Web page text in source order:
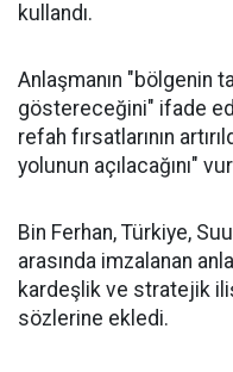
kullandı.
Anlaşmanın "bölgenin
göstereceğini" ifade
refah fırsatlarının
yolunun açılacağını"
Bin Ferhan, Türkiye,
arasında imzalanan
kardeşlik ve stratejik
sözlerine ekledi.